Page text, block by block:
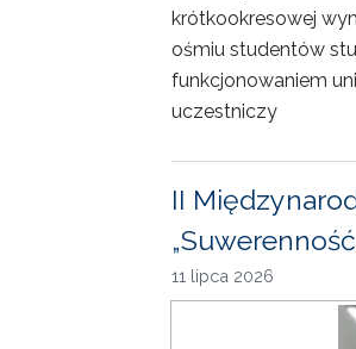
krótkookresowej
ośmiu studentów
funkcjonowaniem
uczestniczy
II
11 lipca 2026